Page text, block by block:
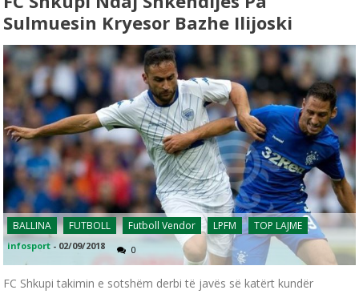
Sulmuesin Kryesor Bazhe Ilijoski
BALLINA FUTBOLL Futboll Vendor LPFM TOP LAJME
infosport - 02/09/2018 0
FC Shkupi takimin e sotshëm derbi të javës së katërt kundër